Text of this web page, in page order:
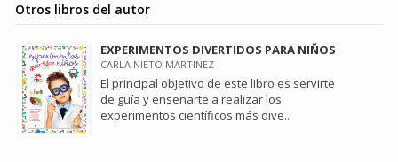
Otros libros del autor
EXPERIMENTOS DIVERTIDOS PARA NIÑOS
CARLA NIETO MARTINEZ
El principal objetivo de este libro es servirte
de guía y enseñarte a realizar los
experimentos científicos más dive...